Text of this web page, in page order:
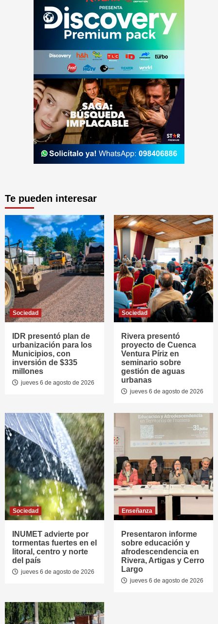
Te pueden interesar
Sociedad
IDR presentó plan de
urbanización para los
Municipios, con
inversión de $335
millones
jueves 6 de agosto de 2026
Sociedad
Rivera presentó
proyecto de Cuenca
Ventura Píriz en
seminario sobre
gestión de aguas
urbanas
jueves 6 de agosto de 2026
Sociedad
INUMET advierte por
tormentas fuertes en el
litoral, centro y norte
del país
jueves 6 de agosto de 2026
Enseñanza
Presentaron informe
sobre educación y
afrodescendencia en
Rivera, Artigas y Cerro
Largo
jueves 6 de agosto de 2026